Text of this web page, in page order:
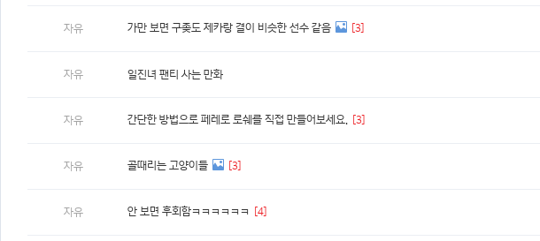
자유 가만 보면 구좆도 제카랑 결이 비슷한 선수 같음 [3]
자유 일진녀 팬티 사는 만화
자유 간단한 방법으로 페레로 로쉐를 직접 만들어보세요. [3]
자유 골때리는 고양이들 [3]
자유 안 보면 후회함ㅋㅋㅋㅋㅋㅋ [4]